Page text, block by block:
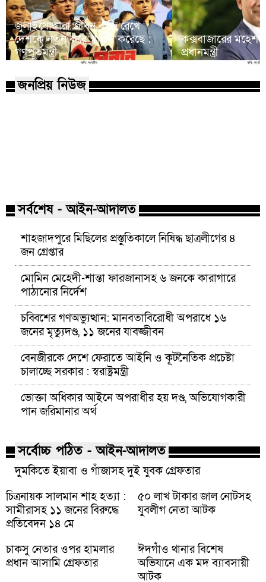
জুলাইযোদ্ধারা জীবন বাজি রেখে
দেশকে নতুন করে স্বাধীন করেছে :
গণপূর্তমন্ত্রী
কক্সবাজারের
প্রধানমন্ত্রী
জনপ্রিয় নিউজ
সর্বশেষ - আইন-আদালত
শাহজাদপুরে মিছিলের প্রস্তুতিকালে নিষিদ্ধ ছাত্রলীগের ৪
জন গ্রেপ্তার
মোমিন মেহেদী-শান্তা ফারজানাসহ ৬ জনকে কারাগারে
পাঠানোর নির্দেশ
চব্বিশের গণঅভ্যুত্থান: মানবতাবিরোধী অপরাধে ১৬
জনের মৃত্যুদণ্ড, ১১ জনের যাবজ্জীবন
বেনজীরকে দেশে ফেরাতে আইনি ও কূটনৈতিক প্রচেষ্টা
চালাচ্ছে সরকার : স্বরাষ্ট্রমন্ত্রী
ভোক্তা অধিকার আইনে অপরাধীর হয় দণ্ড, অভিযোগকারী
পান জরিমানার অর্থ
সর্বোচ্চ পঠিত - আইন-আদালত
দুমকিতে ইয়াবা ও গাঁজাসহ দুই যুবক গ্রেফতার
চিত্রনায়ক সালমান শাহ হত্যা :
সামীরাসহ ১১ জনের বিরুদ্ধে
প্রতিবেদন ১৪ মে
৫০ লাখ টাকার জাল নোটসহ
যুবলীগ নেতা আটক
চাকসু নেতার ওপর হামলার
প্রধান আসামি গ্রেফতার
ঈদগাঁও থানার বিশেষ
অভিযানে এক মদ ব্যাবসায়ী
আটক